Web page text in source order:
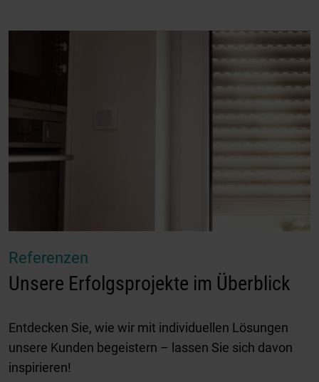
Referenzen
Unsere Erfolgsprojekte im Überblick
Entdecken Sie, wie wir mit individuellen Lösungen
unsere Kunden begeistern – lassen Sie sich davon
inspirieren!